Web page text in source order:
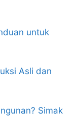
untuk
Asli dan
Simak